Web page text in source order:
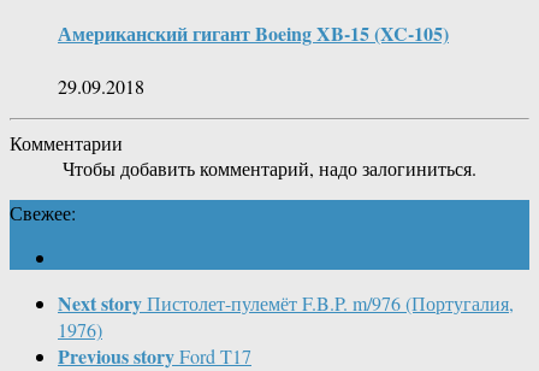
Американский гигант Boeing XB-15 (XC-105)
29.09.2018
Комментарии
Чтобы добавить комментарий, надо залогиниться.
Свежее:
Next storyПистолет-пулемёт F.B.P. m/976 (Португалия,
1976)
Previous storyFord T17